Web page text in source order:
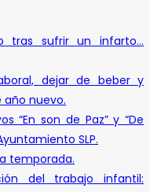
tras sufrir un infarto…
dejar de beber y
año nuevo.
“En son de Paz” y “De
SLP.
temporada.
del trabajo infantil: